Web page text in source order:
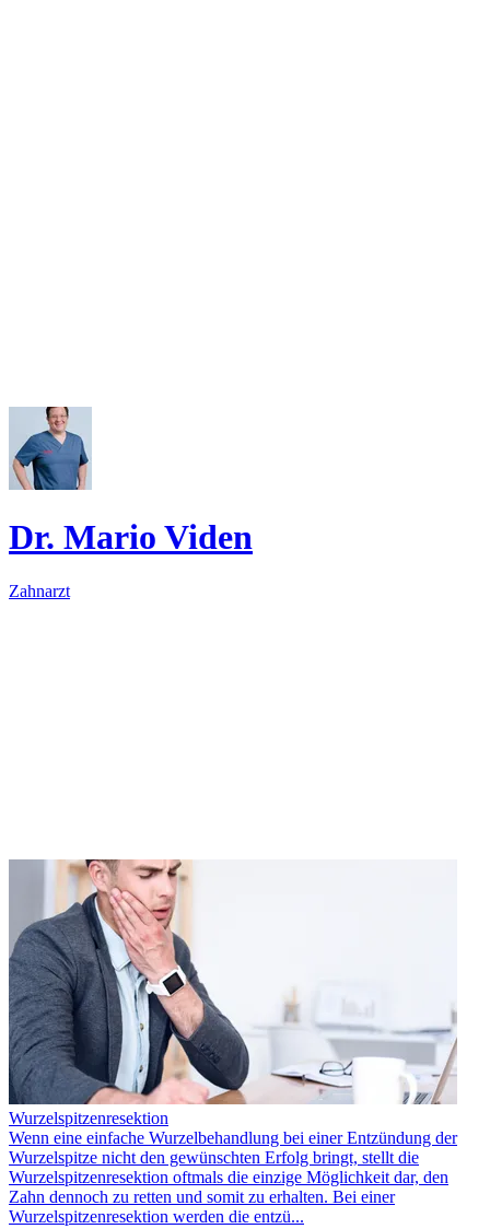
Dr. Mario Viden
Zahnarzt
Wurzelspitzenresektion
Wenn eine einfache Wurzelbehandlung bei einer Entzündung der
Wurzelspitze nicht den gewünschten Erfolg bringt, stellt die
Wurzelspitzenresektion oftmals die einzige Möglichkeit dar, den
Zahn dennoch zu retten und somit zu erhalten. Bei einer
Wurzelspitzenresektion werden die entzü...